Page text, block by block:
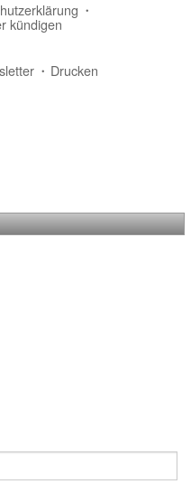
kündigen
Drucken